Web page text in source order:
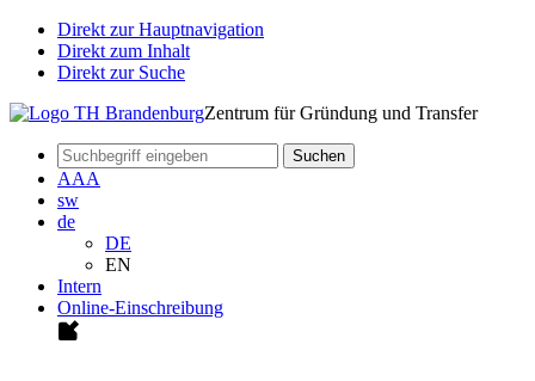
Direkt zur Hauptnavigation
Direkt zum Inhalt
Direkt zur Suche
Suchen
AAA
sw
de
DE
EN
Intern
Online-Einschreibung
Zentrum für Gründung und Transfer